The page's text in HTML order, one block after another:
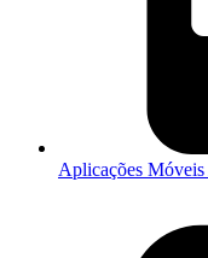
Aplicações Móveis